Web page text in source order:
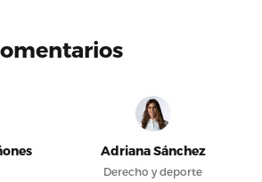
Adriana Sánchez
Derecho y deporte